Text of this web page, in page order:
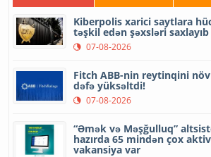
Kiberpolis xarici saytlara
təşkil edən şəxsləri saxlayıb
07-08-2026
Fitch ABB-nin reytinqini
dəfə yüksəltdi!
07-08-2026
“Əmək və Məşğulluq”
hazırda 65 mindən çox aktiv
vakansiya var